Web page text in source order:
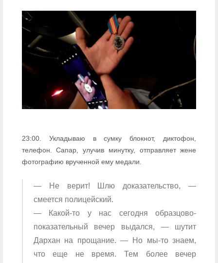
23:00. Укладываю в сумку блокнот, диктофон,
телефон. Сапар, улучив минутку, отправляет жене
фотографию врученной ему медали.
— Не верит! Шлю доказательство, —
смеется полицейский.
— Какой-то у нас сегодня образцово-
показательный вечер выдался, — шутит
Дархан на прощание. — Но мы-то знаем,
что еще не время. Тем более вечер